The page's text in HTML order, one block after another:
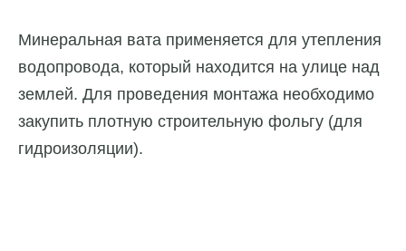
Минеральная вата применяется для утепления
водопровода, который находится на улице над
землей. Для проведения монтажа необходимо
закупить плотную строительную фольгу (для
гидроизоляции).